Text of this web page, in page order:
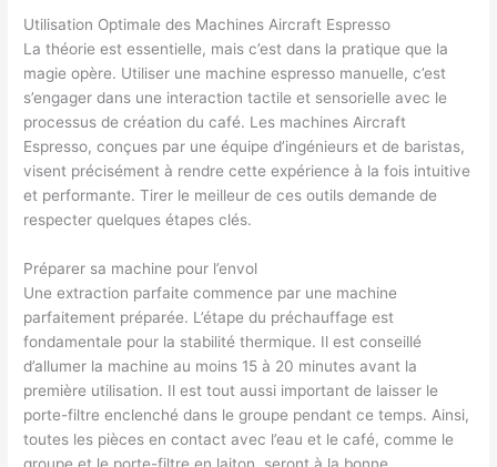
Utilisation Optimale des Machines Aircraft Espresso
La théorie est essentielle, mais c’est dans la pratique que la
magie opère. Utiliser une machine espresso manuelle, c’est
s’engager dans une interaction tactile et sensorielle avec le
processus de création du café. Les machines Aircraft
Espresso, conçues par une équipe d’ingénieurs et de baristas,
visent précisément à rendre cette expérience à la fois intuitive
et performante. Tirer le meilleur de ces outils demande de
respecter quelques étapes clés.
Préparer sa machine pour l’envol
Une extraction parfaite commence par une machine
parfaitement préparée. L’étape du préchauffage est
fondamentale pour la stabilité thermique. Il est conseillé
d’allumer la machine au moins 15 à 20 minutes avant la
première utilisation. Il est tout aussi important de laisser le
porte-filtre enclenché dans le groupe pendant ce temps. Ainsi,
toutes les pièces en contact avec l’eau et le café, comme le